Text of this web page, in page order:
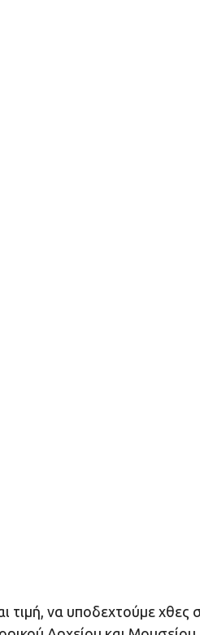
τιμή, να υποδεχτούμε χθες